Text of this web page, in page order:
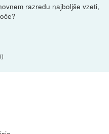
razredu najboljše vzeti,
)